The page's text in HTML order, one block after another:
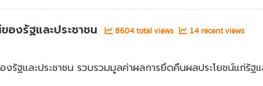
องรัฐและประชาชน 8604 total views 14 recent views
รัฐและประชาชน รวบรวมมูลค่าผลการยึดคืนผลประโยชน์แก่รัฐ